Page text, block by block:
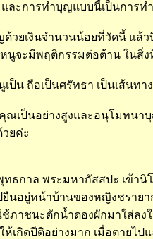
ละการทำบุญแบบนี้เป็นการท
ด้วยเงินจำนวนน้อยที่วัดนี้ แล้
นูจะมีพฤติกรรมต่อต้าน ในสิ่ง
ป็น ถือเป็นศรัทธา เป็นเส้นท
ณเป็นอย่างสูงและอนุโมทนา
ยค่ะ
ธกาล พระมหากัสสปะ เข้านิ
ยืนอยู่หน้าบ้านของหญิงชราย
ช้ภาชนะตักน้ำดองผักมาใส่ล
ห้เกิดปีติอย่างมาก เมื่อตายไ